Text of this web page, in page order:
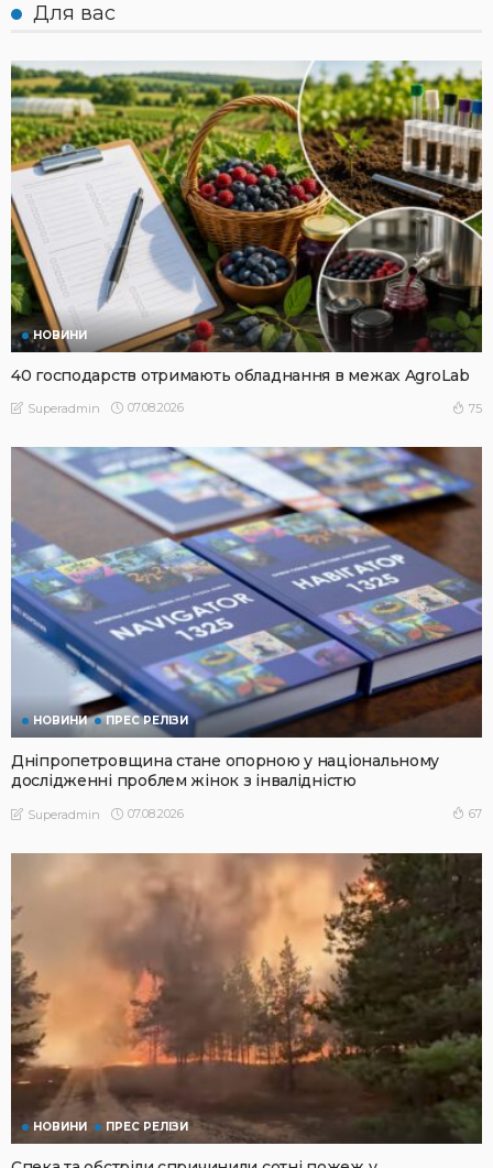
Для вас
НОВИНИ
40 господарств отримають обладнання в межах AgroLab
Superadmin 07.08.2026 75
НОВИНИ ПРЕС РЕЛІЗИ
Дніпропетровщина стане опорною у національному
дослідженні проблем жінок з інвалідністю
Superadmin 07.08.2026 67
НОВИНИ ПРЕС РЕЛІЗИ